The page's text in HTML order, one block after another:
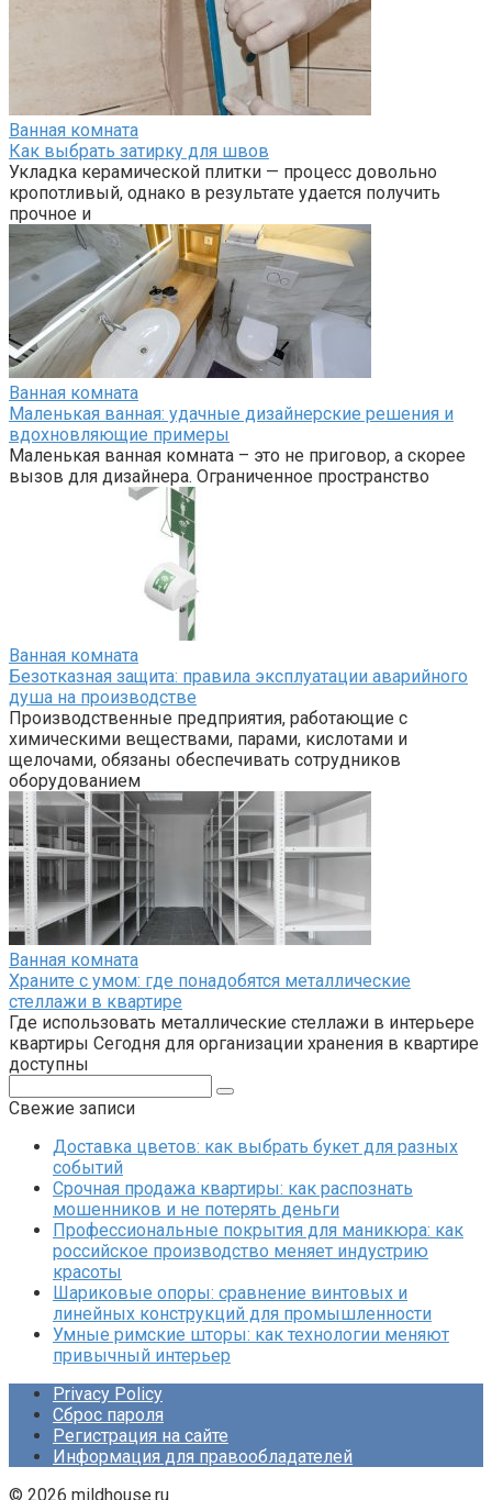
Ванная комната
Как выбрать затирку для швов
Укладка керамической плитки — процесс довольно
кропотливый, однако в результате удается получить
прочное и
Ванная комната
Маленькая ванная: удачные дизайнерские решения и
вдохновляющие примеры
Маленькая ванная комната – это не приговор, а скорее
вызов для дизайнера. Ограниченное пространство
Ванная комната
Безотказная защита: правила эксплуатации аварийного
душа на производстве
Производственные предприятия, работающие с
химическими веществами, парами, кислотами и
щелочами, обязаны обеспечивать сотрудников
оборудованием
Ванная комната
Храните с умом: где понадобятся металлические
стеллажи в квартире
Где использовать металлические стеллажи в интерьере
квартиры Сегодня для организации хранения в квартире
доступны
Свежие записи
Доставка цветов: как выбрать букет для разных
событий
Срочная продажа квартиры: как распознать
мошенников и не потерять деньги
Профессиональные покрытия для маникюра: как
российское производство меняет индустрию
красоты
Шариковые опоры: сравнение винтовых и
линейных конструкций для промышленности
Умные римские шторы: как технологии меняют
привычный интерьер
Privacy Policy
Сброс пароля
Регистрация на сайте
Информация для правообладателей
© 2026 mildhouse.ru